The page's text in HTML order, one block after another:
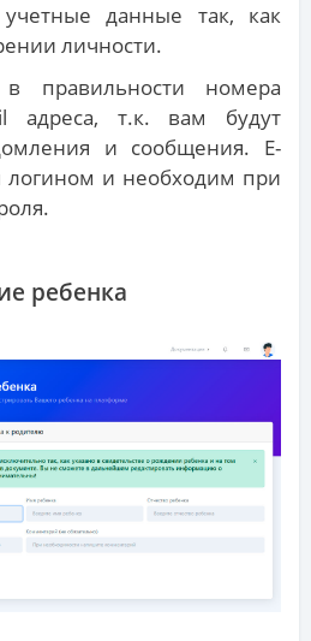
данные так, как
личности.
правильности номера
адреса, т.к. вам будут
и сообщения. E-
логином и необходим при
ребенка